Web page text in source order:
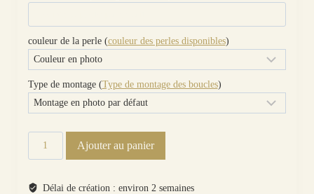
couleur de la perle (couleur des perles disponibles)
Type de montage (Type de montage des boucles)
d'oreilles Renne
Ajouter au panier
Délai de création : environ 2 semaines